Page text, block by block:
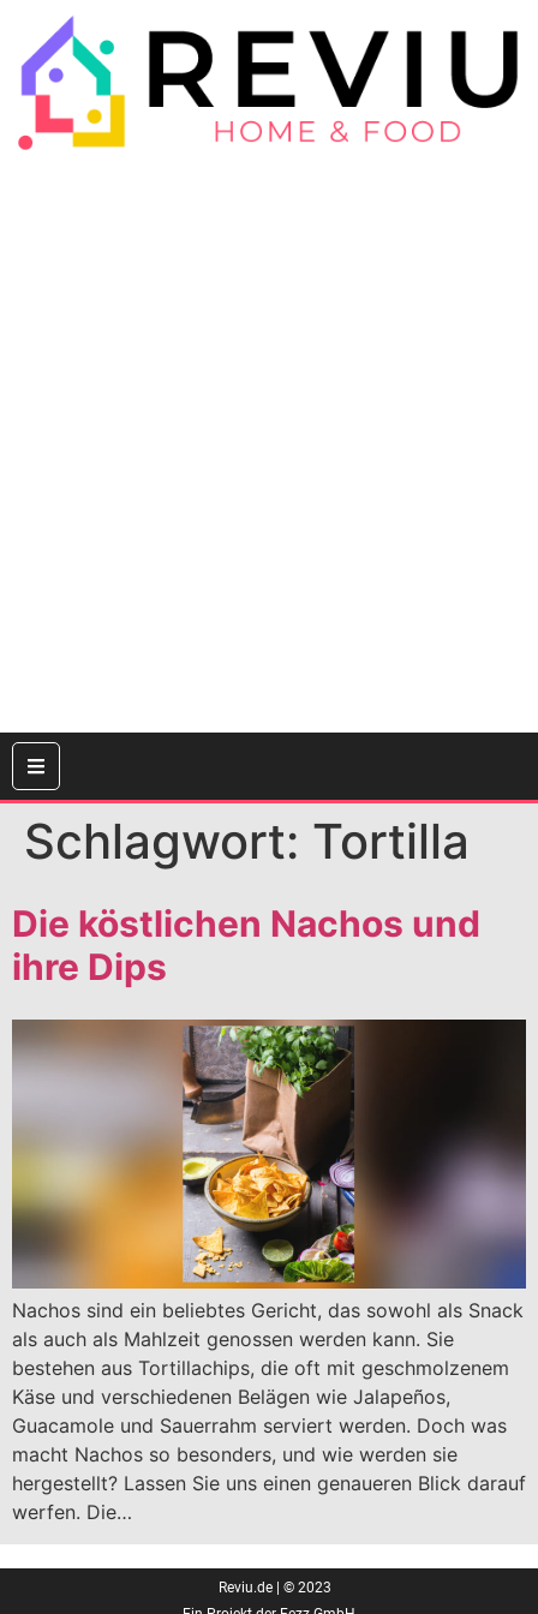
Schlagwort: Tortilla
Die köstlichen Nachos und
ihre Dips
Nachos sind ein beliebtes Gericht, das sowohl als Snack
als auch als Mahlzeit genossen werden kann. Sie
bestehen aus Tortillachips, die oft mit geschmolzenem
Käse und verschiedenen Belägen wie Jalapeños,
Guacamole und Sauerrahm serviert werden. Doch was
macht Nachos so besonders, und wie werden sie
hergestellt? Lassen Sie uns einen genaueren Blick darauf
werfen. Die…
Reviu.de | © 2023